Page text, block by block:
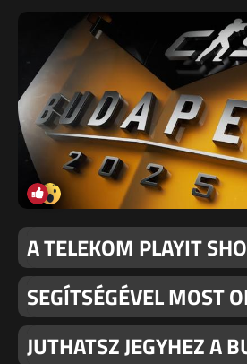
A TELEKOM PLAYIT
SEGÍTSÉGÉVEL MOST
JUTHATSZ JEGYHEZ A